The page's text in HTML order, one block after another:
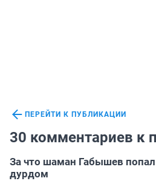
ПЕРЕЙТИ К ПУБЛИКАЦИИ
30 комментариев к
За что шаман Габышев
дурдом